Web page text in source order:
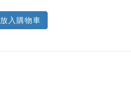
放入購物車